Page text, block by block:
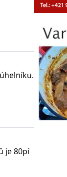
je 80pí